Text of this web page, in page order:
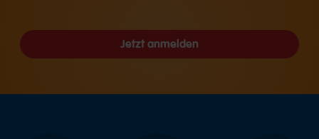
Jetzt anmelden